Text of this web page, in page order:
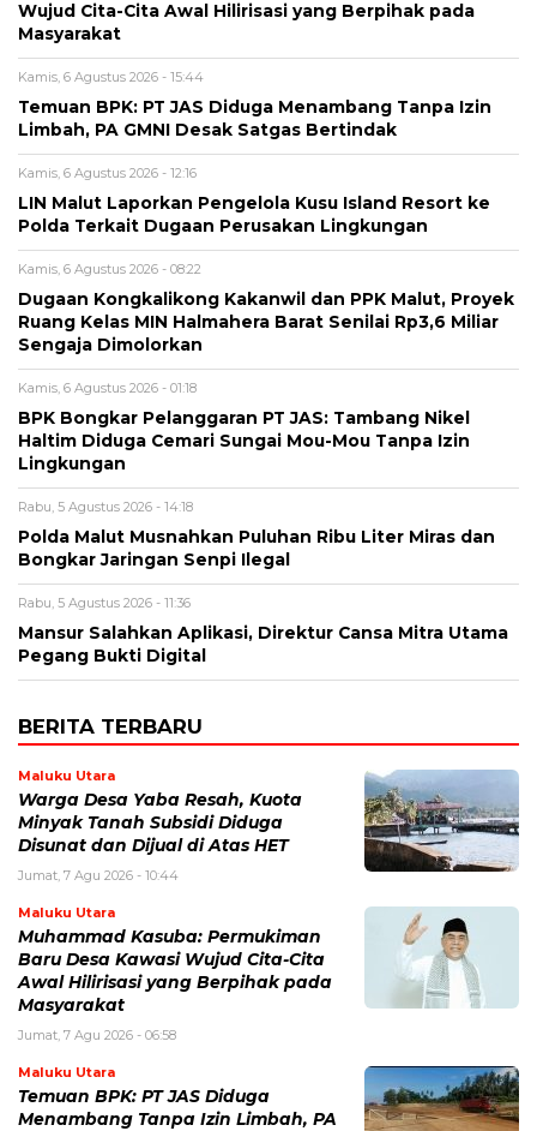
Wujud Cita-Cita Awal Hilirisasi yang Berpihak pada
Masyarakat
Kamis, 6 Agustus 2026 - 15:44
Temuan BPK: PT JAS Diduga Menambang Tanpa Izin
Limbah, PA GMNI Desak Satgas Bertindak
Kamis, 6 Agustus 2026 - 12:16
LIN Malut Laporkan Pengelola Kusu Island Resort ke
Polda Terkait Dugaan Perusakan Lingkungan
Kamis, 6 Agustus 2026 - 08:22
Dugaan Kongkalikong Kakanwil dan PPK Malut, Proyek
Ruang Kelas MIN Halmahera Barat Senilai Rp3,6 Miliar
Sengaja Dimolorkan
Kamis, 6 Agustus 2026 - 01:18
BPK Bongkar Pelanggaran PT JAS: Tambang Nikel
Haltim Diduga Cemari Sungai Mou-Mou Tanpa Izin
Lingkungan
Rabu, 5 Agustus 2026 - 14:18
Polda Malut Musnahkan Puluhan Ribu Liter Miras dan
Bongkar Jaringan Senpi Ilegal
Rabu, 5 Agustus 2026 - 11:36
Mansur Salahkan Aplikasi, Direktur Cansa Mitra Utama
Pegang Bukti Digital
BERITA TERBARU
Maluku Utara
Warga Desa Yaba Resah, Kuota
Minyak Tanah Subsidi Diduga
Disunat dan Dijual di Atas HET
Jumat, 7 Agu 2026 - 10:44
Maluku Utara
Muhammad Kasuba: Permukiman
Baru Desa Kawasi Wujud Cita-Cita
Awal Hilirisasi yang Berpihak pada
Masyarakat
Jumat, 7 Agu 2026 - 06:58
Maluku Utara
Temuan BPK: PT JAS Diduga
Menambang Tanpa Izin Limbah, PA